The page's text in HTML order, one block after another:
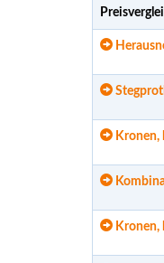
Kronen,
Kronen,